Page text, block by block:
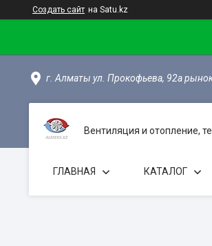
Создать сайт на Satu.kz
г. Алматы ул. Прокофьева, 92а
Вентиляция и отопление,
ГЛАВНАЯ КАТАЛОГ